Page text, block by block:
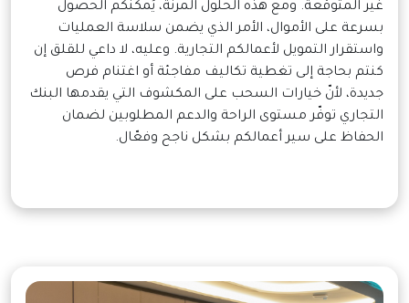
غير المتوقّعة. ومع هذه الحلول المرنة، يُمكنكم الحصول
بسرعة على الأموال، الأمر الذي يضمن سلاسة العمليات
واستقرار التمويل لأعمالكم التجارية. وعليه، لا داعي للقلق إن
كنتم بحاجة إلى تغطية تكاليف مفاجئة أو اغتنام فرص
جديدة، لأنّ خيارات السحب على المكشوف التي يقدمها البنك
التجاري توفّر مستوى الراحة والدعم المطلوبين لضمان
الحفاظ على سير أعمالكم بشكل ناجح وفعّال.